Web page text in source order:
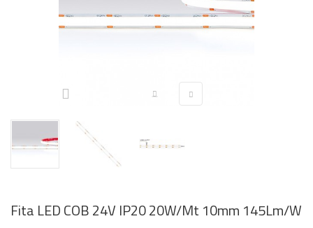
Fita LED COB 24V IP20 20W/Mt 10mm 145Lm/W